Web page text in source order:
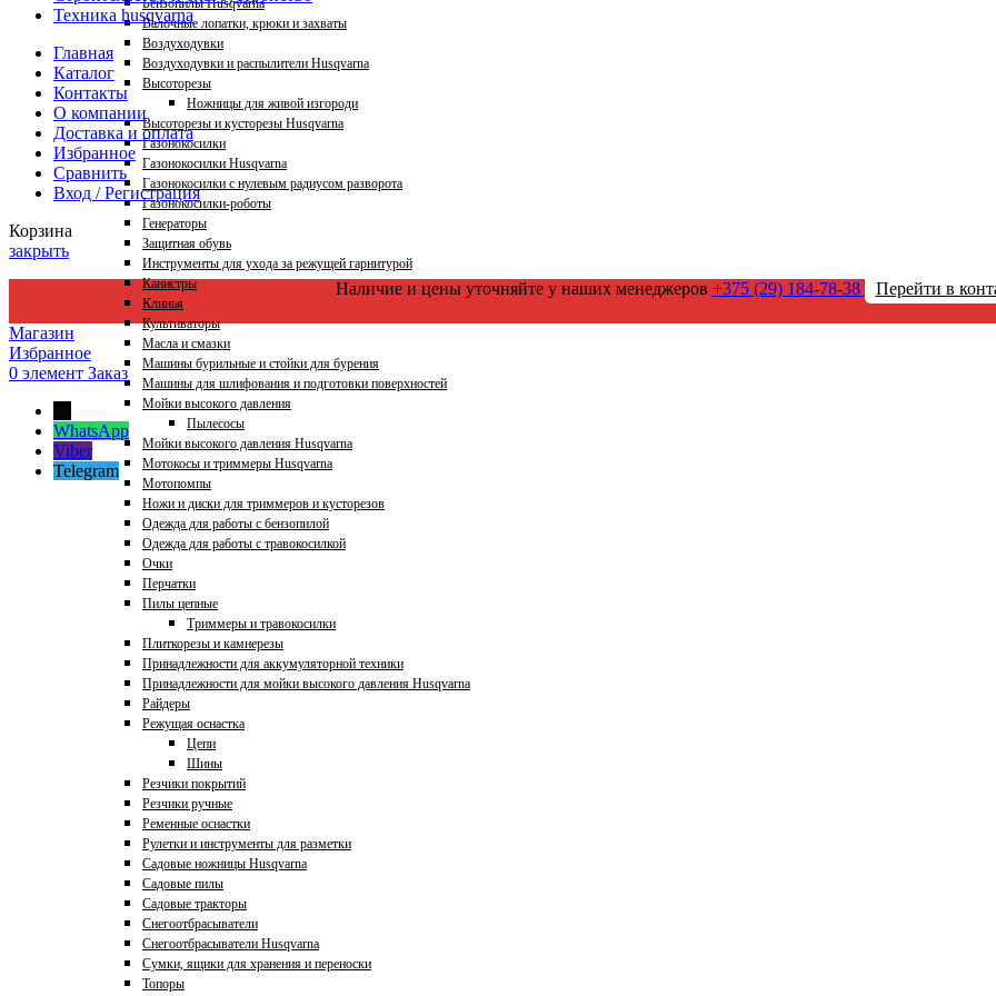
Бензопилы Husqvarna
Валочные лопатки, крюки и захваты
Воздуходувки
Воздуходувки и распылители Husqvarna
Высоторезы
Ножницы для живой изгороди
Высоторезы и кусторезы Husqvarna
Газонокосилки
Газонокосилки Husqvarna
Газонокосилки с нулевым радиусом разворота
Газонокосилки-роботы
Генераторы
Защитная обувь
Инструменты для ухода за режущей гарнитурой
Канистры
Клинья
Культиваторы
Масла и смазки
Машины бурильные и стойки для бурения
Машины для шлифования и подготовки поверхностей
Мойки высокого давления
Пылесосы
Мойки высокого давления Husqvarna
Мотокосы и триммеры Husqvarna
Мотопомпы
Ножи и диски для триммеров и кусторезов
Одежда для работы с бензопилой
Одежда для работы с травокосилкой
Очки
Перчатки
Пилы цепные
Триммеры и травокосилки
Плиткорезы и камнерезы
Принадлежности для аккумуляторной техники
Принадлежности для мойки высокого давления Husqvarna
Райдеры
Режущая оснастка
Цепи
Шины
Резчики покрытий
Резчики ручные
Ременные оснастки
Рулетки и инструменты для разметки
Садовые ножницы Husqvarna
Садовые пилы
Садовые тракторы
Снегоотбрасыватели
Снегоотбрасыватели Husqvarna
Сумки, ящики для хранения и переноски
Топоры
Техника husqvarna
Главная
Каталог
Контакты
О компании
Доставка и оплата
Избранное
Сравнить
Вход / Регистрация
Корзина
закрыть
Наличие и цены уточняйте у наших менеджеров +375 (29) 184-78-38 Перейти в
Магазин
Избранное
0 элемент Заказ
WhatsApp
Viber
Telegram